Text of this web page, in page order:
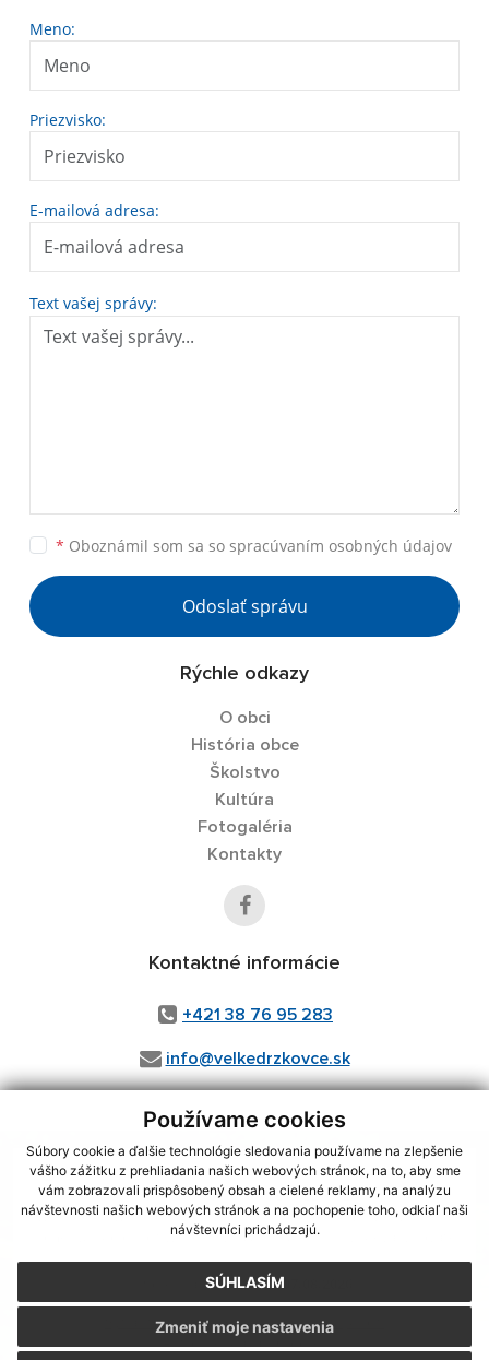
Používame cookies
Súbory cookie a ďalšie technológie sledovania používame na zlepšenie
vášho zážitku z prehliadania našich webových stránok, na to, aby sme
vám zobrazovali prispôsobený obsah a cielené reklamy, na analýzu
návštevnosti našich webových stránok a na pochopenie toho, odkiaľ naši
návštevníci prichádzajú.
SÚHLASÍM
Zmeniť moje nastavenia
Meno:
Priezvisko:
E-mailová adresa:
Text vašej správy:
* Oboznámil som sa so spracúvaním osobných údajov
Odoslať správu
Rýchle odkazy
O obci
História obce
Školstvo
Kultúra
Fotogaléria
Kontakty
Kontaktné informácie
+421 38 76 95 283
info@velkedrzkovce.sk
využite možnosť získavania aktuálnych informácií s využitím
RSS, CMS systém (redakčný) systém ECHELON 2,Mapa stránok,
web portál,webhosting,webex.digital, s.r.o.,domény,registrácia
spoločnosť webex.digital, s.r.o.,technický prevádzkovateľ
Posledná aktualizácia:07.08.2026
Vytlačiť stránku|Vyhlásenie o prístupnosti
Autorské práva|Cookies